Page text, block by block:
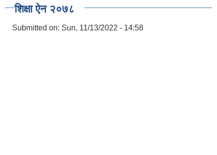
शिक्षा ऐन २०७८
Submitted on: Sun, 11/13/2022 - 14:58